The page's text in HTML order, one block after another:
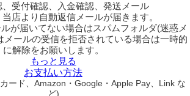
、受付確認、入金確認、発送メール
店より自動返信メールが届きます。
が届いてない場合はスパムフォルダ(迷惑メ
メールの受信を拒否されている場合は一時的
に解除をお願いします。
もっと見る
お支払い方法
ード、Amazon・Google・Apple Pay、Link な
ど)